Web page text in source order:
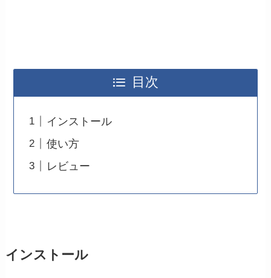
目次
インストール
使い方
レビュー
インストール